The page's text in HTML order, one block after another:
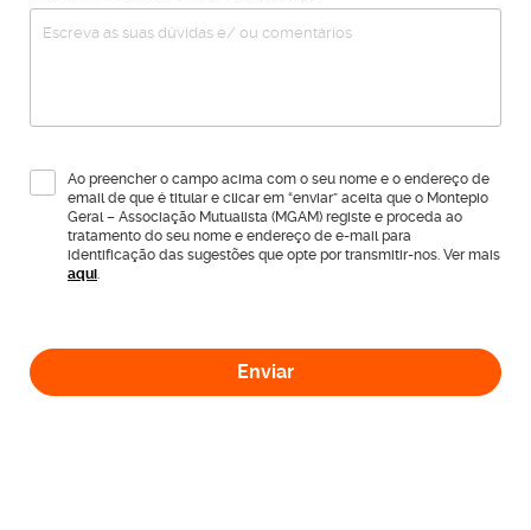
Ao preencher o campo acima com o seu nome e o endereço de
email de que é titular e clicar em “enviar” aceita que o Montepio
Geral – Associação Mutualista (MGAM) registe e proceda ao
tratamento do seu nome e endereço de e-mail para
identificação das sugestões que opte por transmitir-nos. Ver mais
aqui.
Enviar